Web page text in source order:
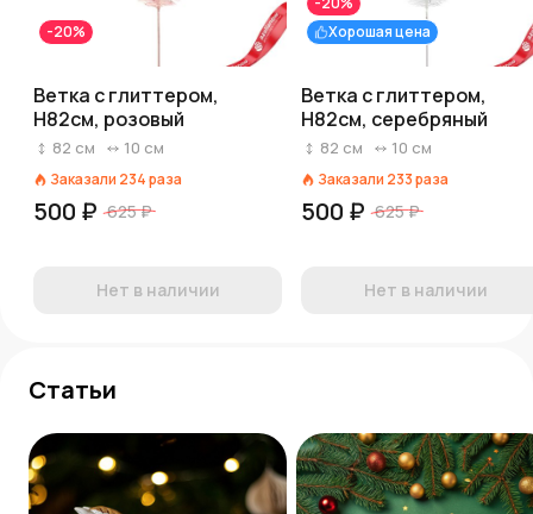
-20%
Ветка с глиттером,
H82см, розовый
82 см 10 см
Заказали 234раза
500 ₽ 625 ₽
Нет в наличии
Хорошая цена
Ветка с глиттером,
H82см, серебряный
82 см 10 см
Заказали 233раза
500 ₽ 625 ₽
Нет в наличии
Статьи